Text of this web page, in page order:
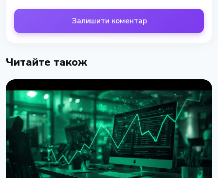
Залишити коментар
Читайте також